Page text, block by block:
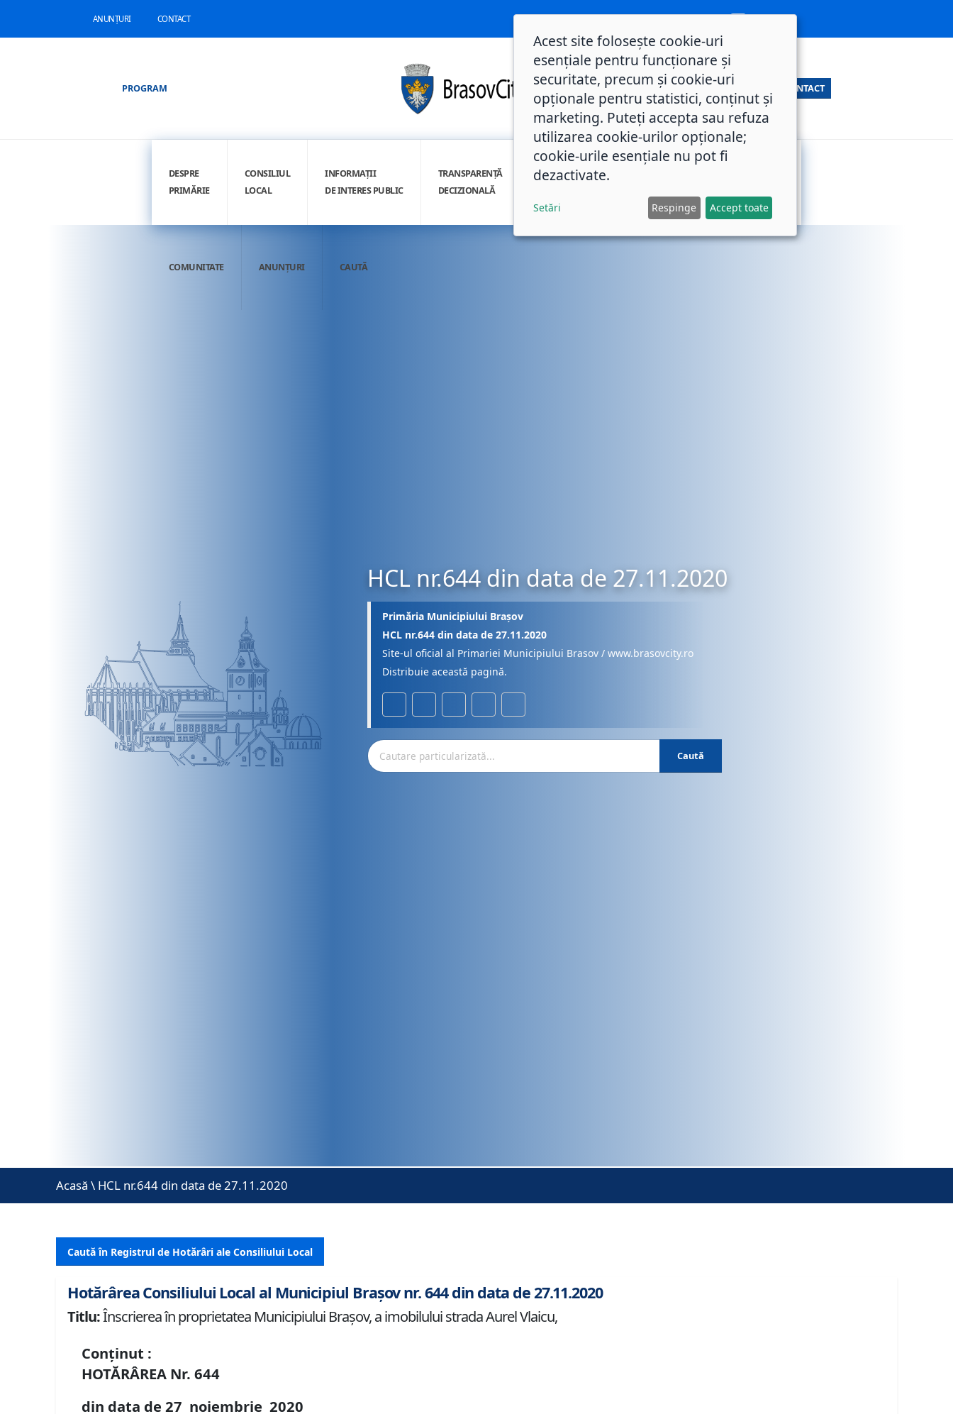
ANUNȚURI CONTACT
PROGRAM CONTACT
DESPRE
PRIMĂRIE
CONSILIUL
LOCAL
INFORMAȚII
DE INTERES PUBLIC
TRANSPARENȚĂ
DECIZIONALĂ
INTEGRITATE
COMUNITATE ANUNȚURI CAUTĂ
HCL nr.644 din data de 27.11.2020
Primăria Municipiului Brașov
HCL nr.644 din data de 27.11.2020
Site-ul oficial al Primariei Municipiului Brasov / www.brasovcity.ro
Distribuie această pagină.
Caută
Acasă \ HCL nr.644 din data de 27.11.2020
Caută în Registrul de Hotărâri ale Consiliului Local
Hotărârea Consiliului Local al Municipiul Brașov nr. 644 din data de 27.11.2020
Titlu:Înscrierea în proprietatea Municipiului Braşov, a imobilului strada Aurel Vlaicu,
Conținut :
HOTĂRÂREA Nr.644
din data de27 noiembrie2020
Acest site folosește cookie-uri
esențiale pentru funcționare și
securitate, precum și cookie-uri
opționale pentru statistici, conținut și
marketing. Puteți accepta sau refuza
utilizarea cookie-urilor opționale;
cookie-urile esențiale nu pot fi
dezactivate.
Setări Respinge Accept toate